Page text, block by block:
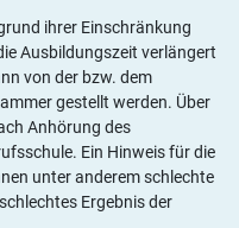
ihrer Einschränkung
Ausbildungszeit verlängert
von der bzw. dem
gestellt werden. Über
Anhörung des
Ein Hinweis für die
unter anderem schlechte
Ergebnis der